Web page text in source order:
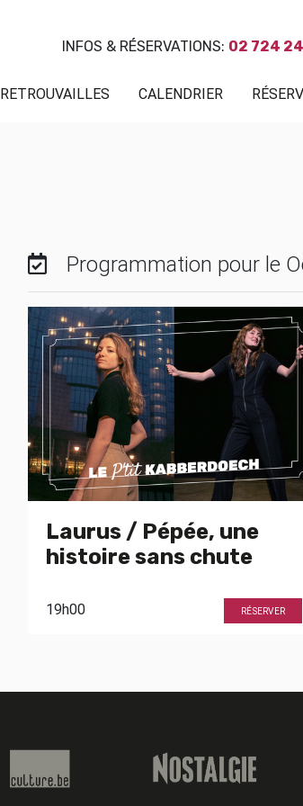
INFOS & RÉSERVATIONS: 02 724
RETROUVAILLES CALENDRIER
Programmation pour le
Laurus / Pépée, une
histoire sans chute
19h00 RÉSERVER